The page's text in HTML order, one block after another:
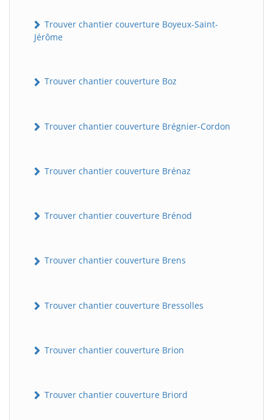
Trouver chantier couverture Boyeux-Saint-
Jérôme
Trouver chantier couverture Boz
Trouver chantier couverture Brégnier-Cordon
Trouver chantier couverture Brénaz
Trouver chantier couverture Brénod
Trouver chantier couverture Brens
Trouver chantier couverture Bressolles
Trouver chantier couverture Brion
Trouver chantier couverture Briord